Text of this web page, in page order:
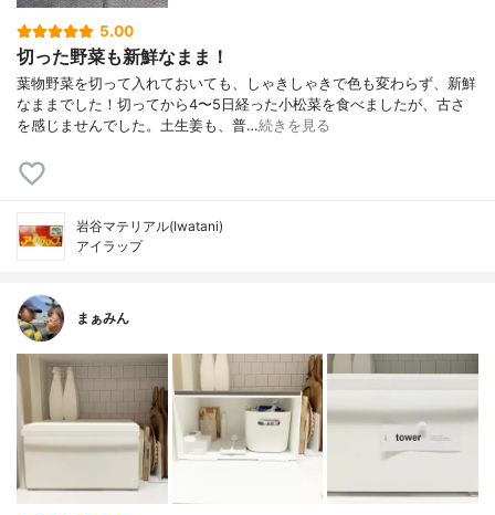
5.00
切った野菜も新鮮なまま！
葉物野菜を切って入れておいても、しゃきしゃきで色も変わらず、新鮮
なままでした！切ってから4〜5日経った小松菜を食べましたが、古さ
を感じませんでした。土生姜も、普…続きを見る
岩谷マテリアル(Iwatani)
アイラップ
まぁみん